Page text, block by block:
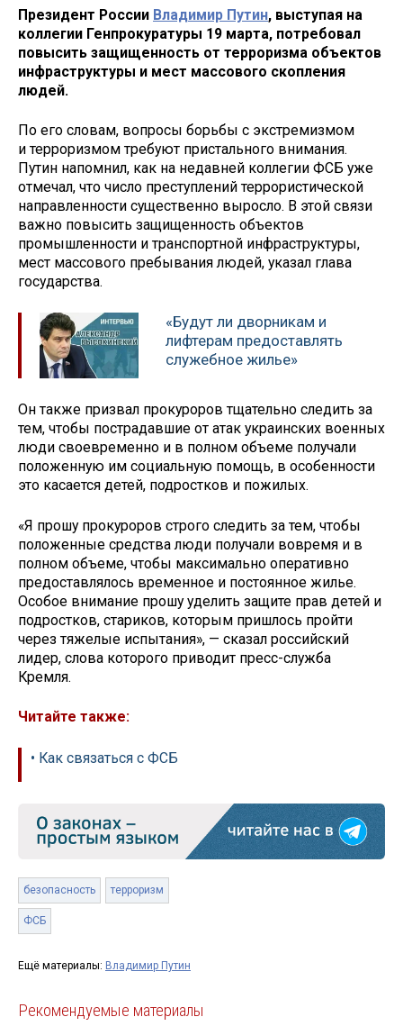
Президент России Владимир Путин, выступая на
коллегии Генпрокуратуры 19 марта, потребовал
повысить защищенность от терроризма объектов
инфраструктуры и мест массового скопления
людей.
По его словам, вопросы борьбы с экстремизмом
и терроризмом требуют пристального внимания.
Путин напомнил, как на недавней коллегии ФСБ уже
отмечал, что число преступлений террористической
направленности существенно выросло. В этой связи
важно повысить защищенность объектов
промышленности и транспортной инфраструктуры,
мест массового пребывания людей, указал глава
государства.
«Будут ли дворникам и
лифтерам предоставлять
служебное жилье»
Он также призвал прокуроров тщательно следить за
тем, чтобы пострадавшие от атак украинских военных
люди своевременно и в полном объеме получали
положенную им социальную помощь, в особенности
это касается детей, подростков и пожилых.
«Я прошу прокуроров строго следить за тем, чтобы
положенные средства люди получали вовремя и в
полном объеме, чтобы максимально оперативно
предоставлялось временное и постоянное жилье.
Особое внимание прошу уделить защите прав детей и
подростков, стариков, которым пришлось пройти
через тяжелые испытания», — сказал российский
лидер, слова которого приводит пресс-служба
Кремля.
Читайте также:
• Как связаться с ФСБ
безопасность терроризм
ФСБ
Ещё материалы: Владимир Путин
Рекомендуемые материалы